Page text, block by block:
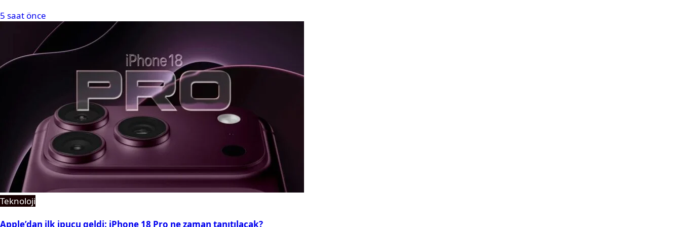
5 saat önce
Teknoloji
Apple’dan ilk ipucu geldi: iPhone 18 Pro ne zaman tanıtılacak?